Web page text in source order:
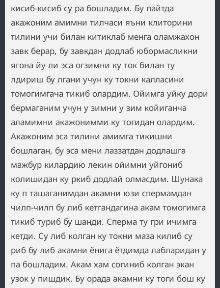
кисиб-кисиб су ра бошладим. Бу пайтда
акажоним амимни тилчаси яъни клиторини
тилини учи билан китиклаб менга оламжахон
завк берар, бу завкдан додлаб юбормасликни
ягона йу ли эса огзимни ку ток билан ту
лдириш бу лгани учун ку токни калласини
томогимгача тикиб олардим. Ойимга уйку дори
бермаганим учун у зимни у зим койиганча
аламимни акажонимми ку тогидан олардим.
Акажоним эса тилини амимга тикишни
бошлаган, бу эса мени лаззатдан додлашга
мажбур килардию лекин ойимни уйгониб
колишидан ку ркиб додлай олмасдим. Шунака
ку п ташаганимдан акамни юзи спермамдан
чилп-чилп бу либ кетгандагина акам томогимга
тикиб туриб бу шанди. Сперма ту гри ичимга
кетди. Су либ колган ку токни маза килиб су
риб бу либ акамни ёнига ётдимда лабларидан у
па бошладим. Акам хам согиниб колган экан
узок у пишдик. Бу орада акамни ку тоги бош ку